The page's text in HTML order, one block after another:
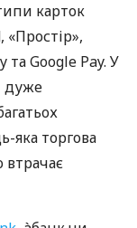
карток
Google Pay. У
дуже
яка торгова
втрачає